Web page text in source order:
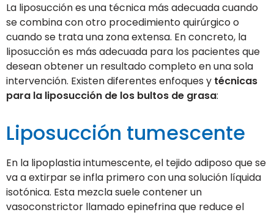
La liposucción es una técnica más adecuada cuando
se combina con otro procedimiento quirúrgico o
cuando se trata una zona extensa. En concreto, la
liposucción es más adecuada para los pacientes que
desean obtener un resultado completo en una sola
intervención. Existen diferentes enfoques y técnicas
para la liposucción de los bultos de grasa:
Liposucción tumescente
En la lipoplastia intumescente, el tejido adiposo que se
va a extirpar se infla primero con una solución líquida
isotónica. Esta mezcla suele contener un
vasoconstrictor llamado epinefrina que reduce el